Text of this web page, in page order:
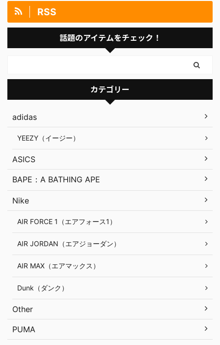
RSS
話題のアイテムをチェック！
カテゴリー
adidas
YEEZY（イージー）
ASICS
BAPE：A BATHING APE
Nike
AIR FORCE 1（エアフォース1）
AIR JORDAN（エアジョーダン）
AIR MAX（エアマックス）
Dunk（ダンク）
Other
PUMA